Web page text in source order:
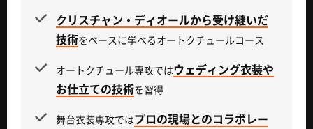
クリスチャン・ディオールから受け継いだ
技術をベースに学べるオートクチュールコース
オートクチュール専攻ではウェディング衣装や
お仕立ての技術を習得
舞台衣装専攻ではプロの現場とのコラボレー